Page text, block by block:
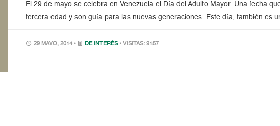
El 29 de mayo se celebra en Venezuela el Día del Adulto Mayor. Una fecha
tercera edad y son guía para las nuevas generaciones. Este día, también es
29 MAYO, 2014 • DE INTERÉS • VISITAS: 9157